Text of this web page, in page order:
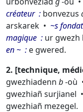
créateur
bonvezus
arskarek
~s
magique
ur gwezh
en ~
e gwered.
2. technique,
gwezhiadenn b-où
gwezhiañ surjianel
gwezhiañ mezegel.